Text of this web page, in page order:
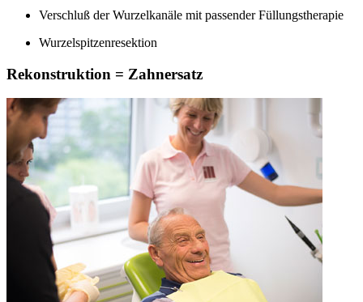
Verschluß der Wurzelkanäle mit passender Füllungstherapie
Wurzelspitzenresektion
Rekonstruktion = Zahnersatz